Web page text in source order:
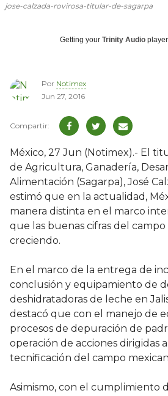
jose-calzada-rovirosa-titular-de-sagarpa
Getting your Trinity Audio player
Por Notimex
Jun 27, 2016
México, 27 Jun (Notimex).- El
de Agricultura, Ganadería,
Alimentación (Sagarpa), José
estimó que en la actualidad,
manera distinta en el marco
que las buenas cifras del
creciendo.
En el marco de la entrega de
conclusión y equipamiento de
deshidratadoras de leche en
destacó que con el manejo de
procesos de depuración de
operación de acciones dirigidas
tecnificación del campo
Asimismo, con el cumplimiento